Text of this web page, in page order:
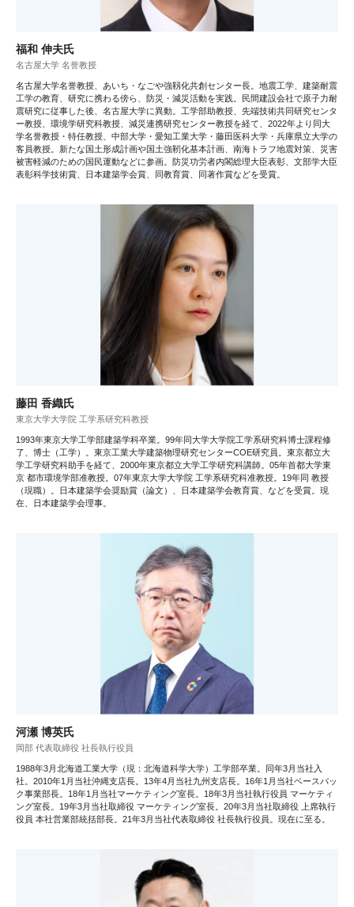
福和 伸夫氏
名古屋大学 名誉教授
名古屋大学名誉教授、あいち・なごや強靱化共創センター長。地震工学、建築耐震
工学の教育、研究に携わる傍ら、防災・減災活動を実践。民間建設会社で原子力耐
震研究に従事した後、名古屋大学に異動。工学部助教授、先端技術共同研究センタ
ー教授、環境学研究科教授、減災連携研究センター教授を経て、2022年より同大
学名誉教授・特任教授、中部大学・愛知工業大学・藤田医科大学・兵庫県立大学の
客員教授。新たな国土形成計画や国土強靭化基本計画、南海トラフ地震対策、災害
被害軽減のための国民運動などに参画。防災功労者内閣総理大臣表彰、文部学大臣
表彰科学技術賞、日本建築学会賞、同教育賞、同著作賞などを受賞。
藤田 香織氏
東京大学大学院 工学系研究科教授
1993年東京大学工学部建築学科卒業。99年同大学大学院工学系研究科博士課程修
了、博士（工学）。東京工業大学建築物理研究センターCOE研究員。東京都立大
学工学研究科助手を経て、2000年東京都立大学工学研究科講師。05年首都大学東
京 都市環境学部准教授。07年東京大学大学院 工学系研究科准教授。19年同 教授
（現職）。日本建築学会奨励賞（論文）、日本建築学会教育賞、などを受賞。現
在、日本建築学会理事。
河瀬 博英氏
岡部 代表取締役 社長執行役員
1988年3月北海道工業大学（現：北海道科学大学）工学部卒業。同年3月当社入
社。2010年1月当社沖縄支店長。13年4月当社九州支店長。16年1月当社ベースパッ
ク事業部長。18年1月当社マーケティング室長。18年3月当社執行役員 マーケティ
ング室長。19年3月当社取締役 マーケティング室長。20年3月当社取締役 上席執行
役員 本社営業部統括部長。21年3月当社代表取締役 社長執行役員。現在に至る。